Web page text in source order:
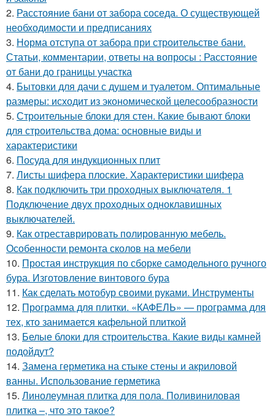
2. Расстояние бани от забора соседа. О существующей
необходимости и предписаниях
3. Норма отступа от забора при строительстве бани.
Статьи, комментарии, ответы на вопросы : Расстояние
от бани до границы участка
4. Бытовки для дачи с душем и туалетом. Оптимальные
размеры: исходит из экономической целесообразности
5. Строительные блоки для стен. Какие бывают блоки
для строительства дома: основные виды и
характеристики
6. Посуда для индукционных плит
7. Листы шифера плоские. Характеристики шифера
8. Как подключить три проходных выключателя. 1
Подключение двух проходных одноклавишных
выключателей.
9. Как отреставрировать полированную мебель.
Особенности ремонта сколов на мебели
10. Простая инструкция по сборке самодельного ручного
бура. Изготовление винтового бура
11. Как сделать мотобур своими руками. Инструменты
12. Программа для плитки. «КАФЕЛЬ» — программа для
тех, кто занимается кафельной плиткой
13. Белые блоки для строительства. Какие виды камней
подойдут?
14. Замена герметика на стыке стены и акриловой
ванны. Использование герметика
15. Линолеумная плитка для пола. Поливиниловая
плитка –, что это такое?